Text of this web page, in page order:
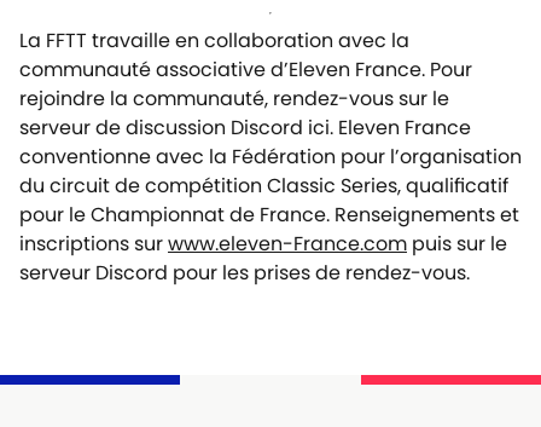
La FFTT travaille en collaboration avec la
communauté associative d’Eleven France. Pour
rejoindre la communauté, rendez-vous sur le
serveur de discussion Discord ici. Eleven France
conventionne avec la Fédération pour l’organisation
du circuit de compétition Classic Series, qualificatif
pour le Championnat de France. Renseignements et
inscriptions surwww.eleven-France.com puis sur le
serveur Discord pour les prises de rendez-vous.